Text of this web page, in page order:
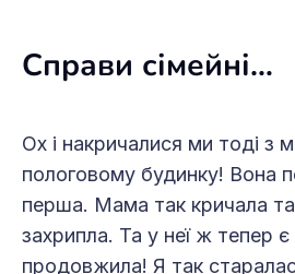
Справи сімейні…
Ох і накричалися ми тоді з
пологовому будинку! Вона
перша. Мама так кричала
захрипла. Та у неї ж тепер
продовжила! Я так